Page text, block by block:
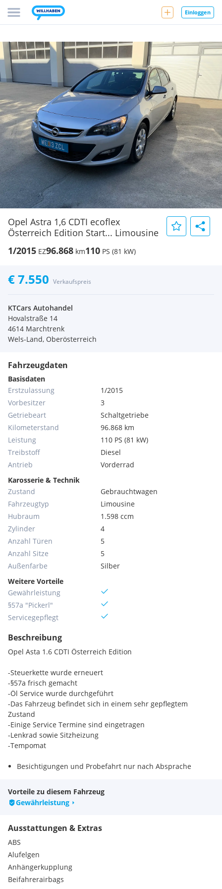
Einloggen
Opel Astra 1,6 CDTI ecoflex
Österreich Edition Start... Limousine
1/2015 EZ96.868 km110 PS (81 kW)
€ 7.550 Verkaufspreis
KTCars Autohandel
Hovalstraße 14
4614 Marchtrenk
Wels-Land, Oberösterreich
Fahrzeugdaten
Basisdaten
Erstzulassung
1/2015
Vorbesitzer
3
Getriebeart
Schaltgetriebe
Kilometerstand
96.868 km
Leistung
110 PS (81 kW)
Treibstoff
Diesel
Antrieb
Vorderrad
Karosserie & Technik
Zustand
Gebrauchtwagen
Fahrzeugtyp
Limousine
Hubraum
1.598 ccm
Zylinder
4
Anzahl Türen
5
Anzahl Sitze
5
Außenfarbe
Silber
Weitere Vorteile
Gewährleistung
§57a "Pickerl"
Servicegepflegt
Beschreibung
Opel Asta 1.6 CDTI Österreich Edition
-Steuerkette wurde erneuert
-§57a frisch gemacht
-Öl Service wurde durchgeführt
-Das Fahrzeug befindet sich in einem sehr gepflegtem
Zustand
-Einige Service Termine sind eingetragen
-Lenkrad sowie Sitzheizung
-Tempomat
Besichtigungen und Probefahrt nur nach Absprache
Finanzierung möglich
gerne tauschen wir Ihr Fahrzeug auch ein
KTCars
Serienausstattungen:
Dieselpartikelfilter
Komfortsitze
Gepäckraumabdeckung
Kühlergrill mit Chromstrebe
Leseleuchten vorne
Vorteile zu diesem Fahrzeug
Gewährleistung
Ausstattungen & Extras
ABS
Alufelgen
Anhängerkupplung
Beifahrerairbags